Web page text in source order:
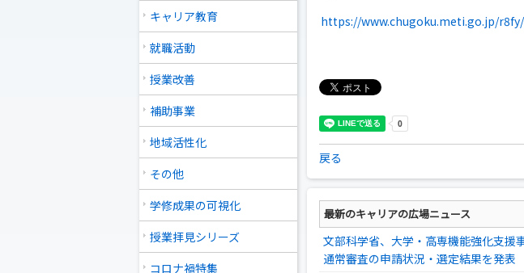
キャリア教育
就職活動
授業改善
補助事業
地域活性化
その他
学修成果の可視化
授業拝見シリーズ
コロナ禍特集
https://www.chugoku.meti.go.jp/
戻る
最新のキャリアの広場ニュース
文部科学省、大学・高専機能強化支援
通常審査の申請状況・選定結果を発表